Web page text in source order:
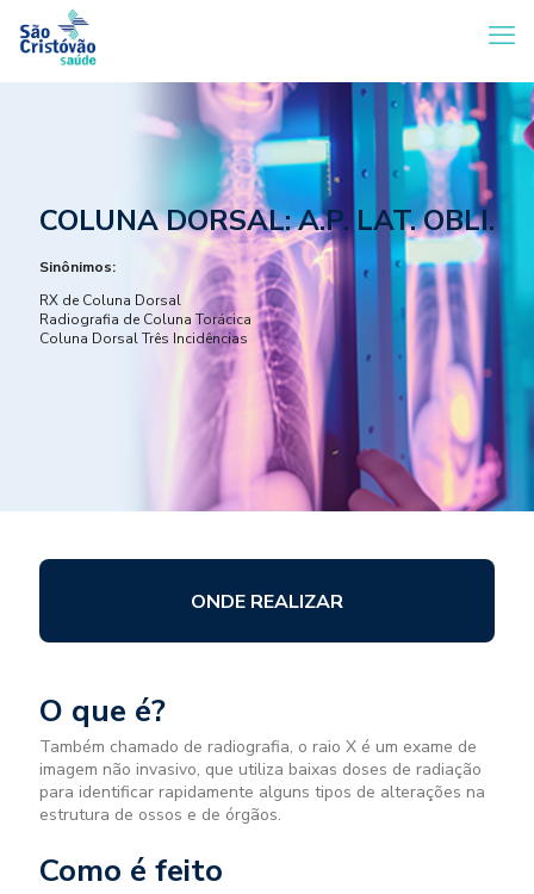
COLUNA DORSAL: A.P. LAT. OBLI.
Sinônimos:
RX de Coluna Dorsal
Radiografia de Coluna Torácica
Coluna Dorsal Três Incidências
ONDE REALIZAR
O que é?
Também chamado de radiografia, o raio X é um exame de
imagem não invasivo, que utiliza baixas doses de radiação
para identificar rapidamente alguns tipos de alterações na
estrutura de ossos e de órgãos.
Como é feito